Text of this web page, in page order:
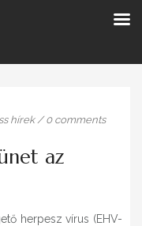
hírek/0 comments
az
herpesz vírus (EHV-